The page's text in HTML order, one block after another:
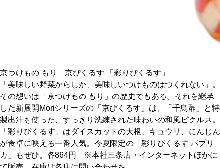
SERIES
カレーが好き
京都おやつクラブ
私と店のはなし
京つけもの もり 京ぴくるす 「彩りぴくるす」
「美味しい野菜からしか、美味しいつけものはつくれない」。
その想いは「京つけもの もり」の歴史でもある。それを継承
した新展開Moriシリーズの「京ぴくるす」は、「千鳥酢」と特
製出汁を使った、すっきり洗練された味わいの和風ピクルス。
「彩りぴくるす」はダイスカットの大根、キュウリ、にんじん
が食卓に映える一番人気。今夏限定の「彩りぴくるす パプリ
カ」もぜひ。各864円 ※本社三条店・インターネットほかに